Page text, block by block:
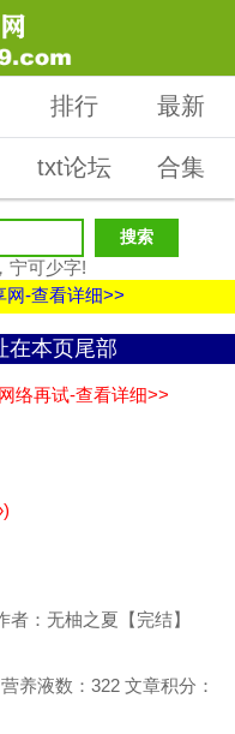
排行 最新
txt论坛 合集
宁可少字!
网-查看详细>>
在本页尾部
络再试-查看详细>>
：无柚之夏【完结】
养液数：322 文章积分：